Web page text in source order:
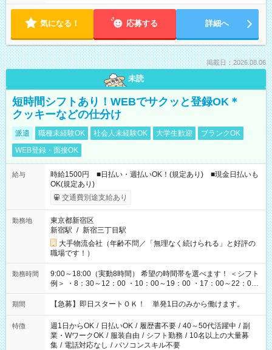
気になる！ 応募する 詳細へ
掲載日：2026.08.06
未読
短時間シフトあり！WEBでサクッと登録OK＊
クッキーなどの仕分け
派遣 職種未経験OK 社会人未経験OK 大学生歓迎
ブランクOK
WEB登録・面接OK
給与
時給1500円 ■日払い・週払いOK！(規定あり) ■現金日払いも
OK(規定あり)
交通費別途支給あり
勤務地
東京都新宿区
新宿駅 / 新宿三丁目駅
大手物流会社（年齢不問／「無理なく続けられる」と好評の
職場です！）
勤務時間
9:00～18:00（実動8時間） 希望の時間帯を選べます！ ＜シフト
例＞ ・8：30～12：00 ・10：00～19：00 ・17：00～22：00
・13：00～22：00 ・22：00～翌6：00 など
期間 【急募】即日スタートＯＫ！ 単発1日のみから働けます。
特徴 週1日からOK / 日払いOK / 履歴書不要 / 40～50代活躍中 / 副
業・WワークOK / 服装自由 / シフト勤務 / 10名以上の大量募
集 / 電話対応なし / パソコンスキル不要